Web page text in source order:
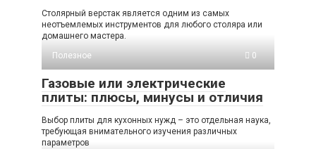
Столярный верстак является одним из самых
неотъемлемых инструментов для любого столяра или
домашнего мастера.
Полезное
0
Газовые или электрические
плиты: плюсы, минусы и отличия
Выбор плиты для кухонных нужд – это отдельная наука,
требующая внимательного изучения различных
параметров